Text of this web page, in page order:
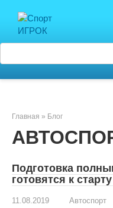
контенту
Главная » Блог
Подготовка
готовятся к
11.08.2019 Автоспорт